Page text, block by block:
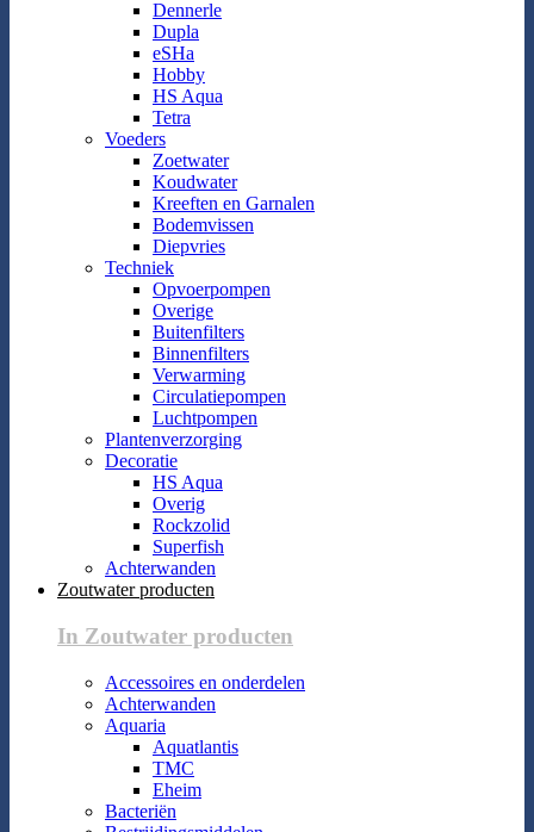
Dennerle
Dupla
eSHa
Hobby
HS Aqua
Tetra
Voeders
Zoetwater
Koudwater
Kreeften en Garnalen
Bodemvissen
Diepvries
Techniek
Opvoerpompen
Overige
Buitenfilters
Binnenfilters
Verwarming
Circulatiepompen
Luchtpompen
Plantenverzorging
Decoratie
HS Aqua
Overig
Rockzolid
Superfish
Achterwanden
Zoutwater producten
In Zoutwater producten
Accessoires en onderdelen
Achterwanden
Aquaria
Aquatlantis
TMC
Eheim
Bacteriën